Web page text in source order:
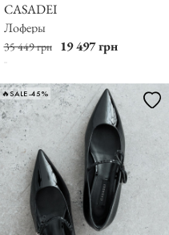
CASADEI
Лоферы
35 449 грн 19 497 грн
🔥SALE -45%